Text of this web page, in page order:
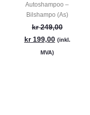
Autoshampoo –
Bilshampo (As)
kr249,00
kr199,00 (inkl.
MVA)